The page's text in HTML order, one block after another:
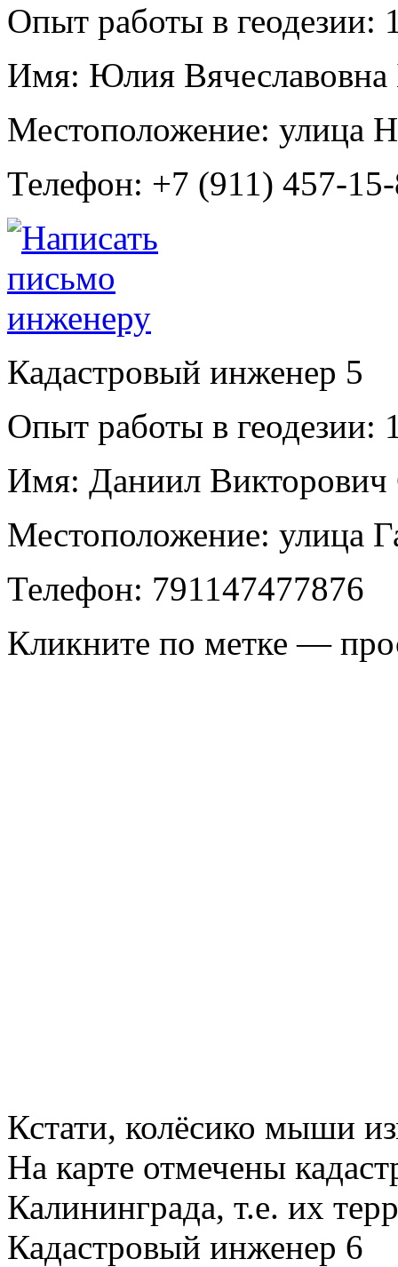
Опыт работы в геодезии:
Имя: Юлия Вячеславовна
Местоположение: улица
Телефон: +7 (911) 457-
Кадастровый инженер 5
Опыт работы в геодезии:
Имя: Даниил
Местоположение: улица
Телефон: 791147477876
Кликните по метке —
Кстати, колёсико мыши
На карте отмечены
Калининграда, т.е. их
Кадастровый инженер 6